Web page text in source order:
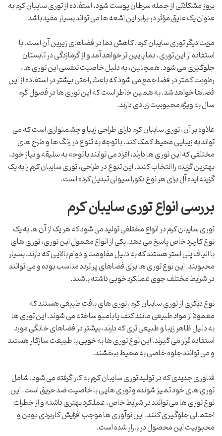
بروز مشکلاتی از جمله سرطان پوست شود، استفاده از توری سایبان کرم به
عنوان یک عایق مؤثر در برابر این اشعه ها می تواند بسیار مفید باشد.
مزیت دیگر توری سایبان کرم، کاهش دما در فضاهای زیرین آن است. با
استفاده از این توری، دما پایین تر خواهد آمد و از گرمازدگی در تابستان
جلوگیری می شود. همچنین، به دلیل خاصیت تنفسی این توری ها،
رطوبت کمتر در فضا جمع می شود که باعث راحتی بیشتر در استفاده از این
فضاها خواهد شد. به همین خاطر است که این توری ها در فصول گرم
سال به ویژه محبوبیت زیادی دارند.
علاوه بر آن، توری سایبان کرم دارای طراحی زیبا و چشمنوازی است که می
تواند به زیبایی محیط کمک کند. با توجه به تنوع در رنگ ها و طرح های
مختلفی که این توری ها دارند، افراد می توانند با توجه به سلیقه و نیاز خود،
بهترین گزینه را انتخاب کنند. این تنوع در طراحی، توری سایبان کرم را به یک
گزینه ایده آل برای هر نوع دکوراسیونی تبدیل کرده است.
بررسی انواع توری سایبان کرم
توری سایبان کرم در انواع مختلفی تولید می شود که هر یک از آن ها به یک
نوع کاربرد خاص پاسخ می دهد. یکی از انواع معمول این توری، توری های
با الیاف پلی استر هستند که به دلیل مقاومت و دوام بالایی که دارند، بسیار
محبوبند. این نوع توری ها برای فضاهای پر تردد مناسب بوده و می توانند
در شرایط مختلف جوی عملکرد خوبی داشته باشند.
نوع دیگری از توری سایبان کرم، توری های بافت طبیعی هستند که
معمولاً از مواد طبیعی مانند کنف یا بامبو ساخته می شوند. این توری ها
به دلیل ظاهر زیبا و طبیعی تری که دارند، بیشتر در فضاهای خانگی مورد
استفاده قرار می گیرند. این نوع توری ها به خوبی با طبیعت سازگار هستند
و می توانند جلوه خاصی به محیط ببخشند.
فناوری جدیدی که در تولید توری سایبان کرم به کار گرفته می شود، شامل
توری های خود تمیز شونده و توری هایی با خاصیت ضد حریق است. این
نوع توری ها می توانند در شرایط خاص، عملکرد بهتری داشته و از خطرات
احتمالی جلوگیری کنند. این نوآوری ها موجب افزایش کاربردی بودن و
محبوبیت این محصول در بازار شده است.